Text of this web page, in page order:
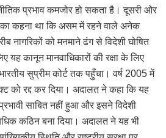
प्रभाव कमजोर हो सकता है। दूसरी ओर
कहना था कि असम में रहने वाले अनेक
नागरिकों को मनमाने ढंग से विदेशी घोषित
यह कानून मानवाधिकारों की रक्षा के लिए
सुप्रीम कोर्ट तक पहुँचा। वर्ष 2005 में
को रद्द कर दिया। अदालत ने कहा कि यह
साबित नहीं हुआ और इसने विदेशी
कठिन बना दिया। अदालत ने यह भी